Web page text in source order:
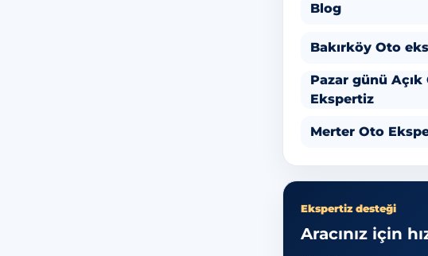
Blog
Bakırköy Oto
Pazar günü Açık
Ekspertiz
Merter Oto
Ekspertiz desteği
Aracınız için